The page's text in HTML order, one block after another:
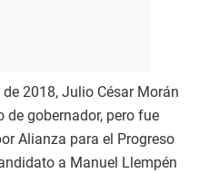
2018, Julio César Morán
gobernador, pero fue
Alianza para el Progreso
a Manuel Llempén